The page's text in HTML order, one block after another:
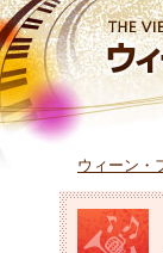
ウィーン・